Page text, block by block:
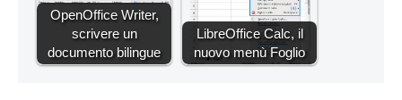
OpenOffice Writer,
scrivere un
documento bilingue
LibreOffice Calc, il
nuovo menù Foglio